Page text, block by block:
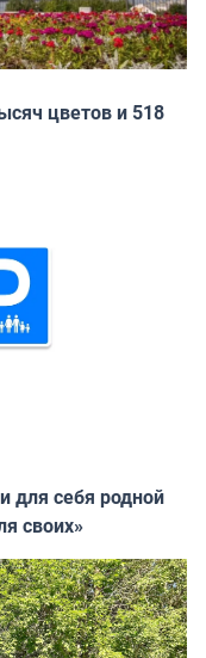
цветов и 518
для себя родной
своих»